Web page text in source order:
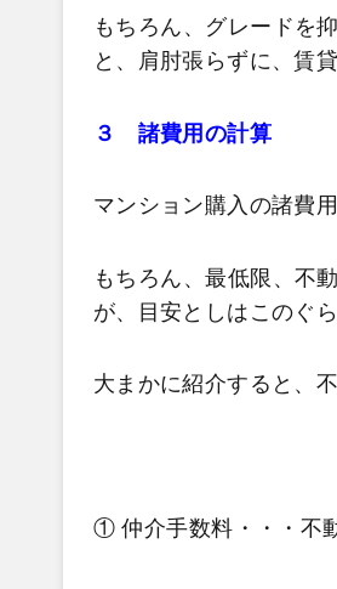
もちろん、グレードを
と、肩肘張らずに、賃
３ 諸費用の計算
マンション購入の諸費
もちろん、最低限、不
が、目安としはこのぐ
大まかに紹介すると、
① 仲介手数料・・・不